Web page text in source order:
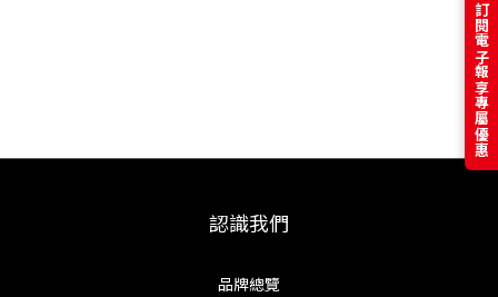
認識我們
品牌總覽
訂閱電子報享專屬優惠